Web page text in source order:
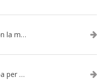
WORD UP | Imparare l'inglese con la musica: David Bowie
SPEAK TIPS | La rassegna stampa per migliorare l’inglese - aprile 2026